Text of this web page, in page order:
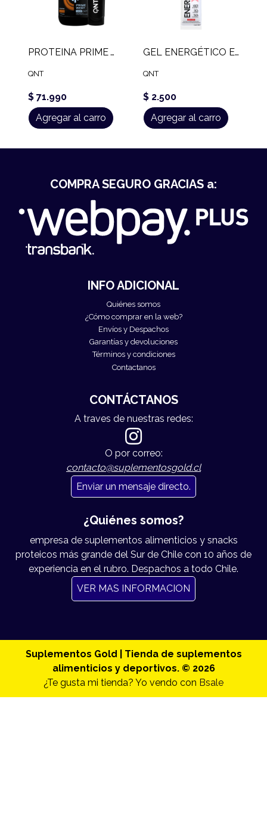
PROTEINA PRIME WHEY QNT (2 KG)
QNT
$ 71.990
Agregar al carro
GEL ENERGÉTICO ENERGEL QNT (55 ML)
QNT
$ 2.500
Agregar al carro
INFO ADICIONAL
Quiénes somos
¿Cómo comprar en la web?
Envíos y Despachos
Garantías y devoluciones
Términos y condiciones
Contactanos
COMPRA SEGURO GRACIAS a:
CONTÁCTANOS
A traves de nuestras redes:
O por correo:
contacto@suplementosgold.cl
Enviar un mensaje directo.
¿Quiénes somos?
empresa de suplementos alimenticios y snacks
proteicos más grande del Sur de Chile con 10 años de
experiencia en el rubro. Despachos a todo Chile.
VER MAS INFORMACION
Suplementos Gold | Tienda de suplementos
alimenticios y deportivos. © 2026
¿Te gusta mi tienda? Yo vendo con Bsale